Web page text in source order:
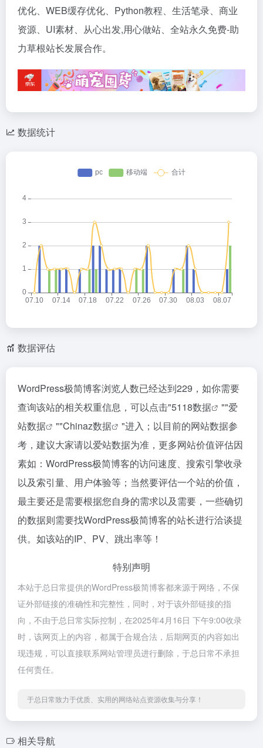
优化、WEB缓存优化、Python教程、生活笔录、商业
资源、UI素材、从心出发,用心做站、全站永久免费-助
力草根站长发展合作。
数据统计
数据评估
WordPress极简博客浏览人数已经达到229，如你需要
查询该站的相关权重信息，可以点击"5118数据 ""爱
站数据
""Chinaz数据
"进入；以目前的网站数据参
考，建议大家请以爱站数据为准，更多网站价值评估因
素如：WordPress极简博客的访问速度、搜索引擎收录
以及索引量、用户体验等；当然要评估一个站的价值，
最主要还是需要根据您自身的需求以及需要，一些确切
的数据则需要找WordPress极简博客的站长进行洽谈提
供。如该站的IP、PV、跳出率等！
特别声明
本站于总日常提供的WordPress极简博客都来源于网络，不保
证外部链接的准确性和完整性，同时，对于该外部链接的指
向，不由于总日常实际控制，在2025年4月16日 下午9:00收录
时，该网页上的内容，都属于合规合法，后期网页的内容如出
现违规，可以直接联系网站管理员进行删除，于总日常不承担
任何责任。
于总日常致力于优质、实用的网络站点资源收集与分享！
相关导航